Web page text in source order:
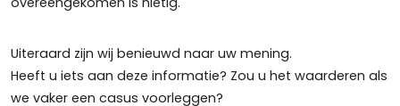
Uiteraard zijn wij benieuwd naar uw mening.
Heeft u iets aan deze informatie? Zou u het waarderen als
we vaker een casus voorleggen?